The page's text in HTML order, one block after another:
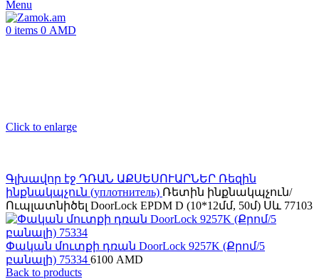
Menu
0 items 0 AMD
Click to enlarge
Գլխավոր էջ ԴՌԱՆ ԱՔՍԵՍՈՒԱՐՆԵՐ Ռեզին
ինքնակպչուն (уплотнитель) Ռետին ինքնակպչուն/
Ուպլատնիծել DoorLock EPDM D (10*12մմ, 50մ) Սև 77103
Փական մուտքի դռան DoorLock 9257K (Քրոմ/5
բանալի) 75334 6100 AMD
Back to products